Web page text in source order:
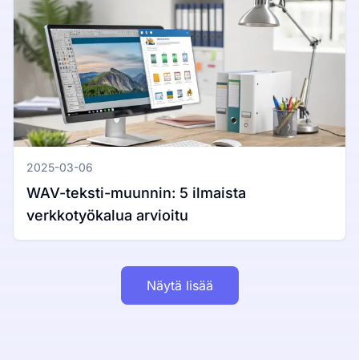
2025-03-06
WAV-teksti-muunnin: 5 ilmaista
verkkotyökalua arvioitu
Näytä lisää